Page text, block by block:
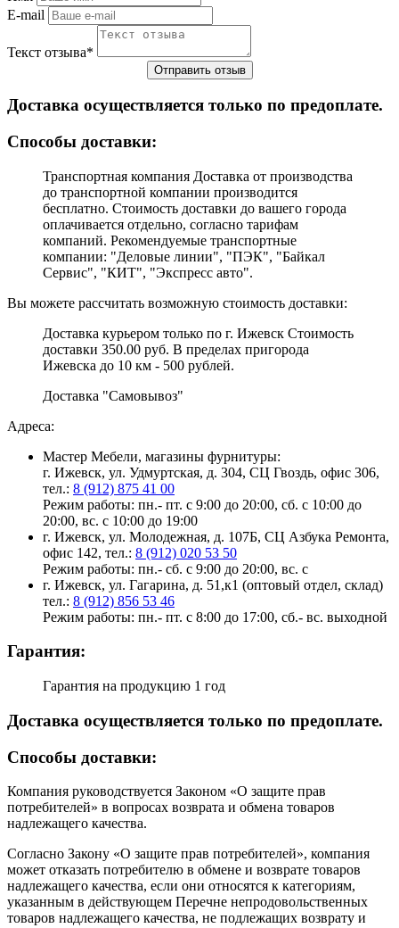
E-mail
Текст отзыва*
Доставка осуществляется только по предоплате.
Cпособы доставки:
Транспортная компания Доставка от производства
до транспортной компании производится
бесплатно. Стоимость доставки до вашего города
оплачивается отдельно, согласно тарифам
компаний. Рекомендуемые транспортные
компании: "Деловые линии", "ПЭК", "Байкал
Сервис", "КИТ", "Экспресс авто".
Вы можете рассчитать возможную стоимость доставки:
Доставка курьером только по г. Ижевск Стоимость
доставки 350.00 руб. В пределах пригорода
Ижевска до 10 км - 500 рублей.
Доставка "Самовывоз"
Адреса:
Мастер Мебели, магазины фурнитуры:
г. Ижевск, ул. Удмуртская, д. 304, СЦ Гвоздь, офис 306,
тел.: 8 (912) 875 41 00
Режим работы: пн.- пт. с 9:00 до 20:00, сб. с 10:00 до
20:00, вс. с 10:00 до 19:00
г. Ижевск, ул. Молодежная, д. 107Б, СЦ Азбука Ремонта,
офис 142, тел.: 8 (912) 020 53 50
Режим работы: пн.- сб. с 9:00 до 20:00, вс. с
г. Ижевск, ул. Гагарина, д. 51,к1 (оптовый отдел, склад)
тел.: 8 (912) 856 53 46
Режим работы: пн.- пт. с 8:00 до 17:00, сб.- вс. выходной
Гарантия:
Гарантия на продукцию 1 год
Доставка осуществляется только по предоплате.
Cпособы доставки:
Компания руководствуется Законом «О защите прав
потребителей» в вопросах возврата и обмена товаров
надлежащего качества.
Согласно Закону «О защите прав потребителей», компания
может отказать потребителю в обмене и возврате товаров
надлежащего качества, если они относятся к категориям,
указанным в действующем Перечне непродовольственных
товаров надлежащего качества, не подлежащих возврату и